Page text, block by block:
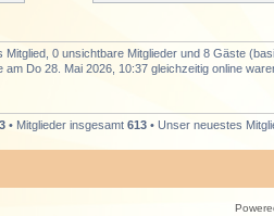
Mitglied, 0 unsichtbare Mitglieder und 8 Gäste
am Do 28. Mai 2026, 10:37 gleichzeitig online
• Mitglieder insgesamt 613 • Unser neuestes